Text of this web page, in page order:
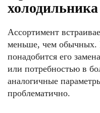
холодильника
Ассортимент
меньше, чем обычных.
понадобится его
или потребностью в
аналогичные
проблематично.